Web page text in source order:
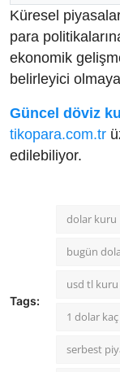
Küresel
para
ekonomik
belirleyici
Güncel döviz
tikopara.com.tr
edilebiliyor.
Tags:
dolar kuru
bugün
usd tl kuru
1 dolar
serbest